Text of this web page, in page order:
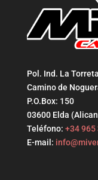
Pol. Ind. La
Camino de
P.O.Box: 150
03600 Elda
Teléfono: +34 965
E-mail: